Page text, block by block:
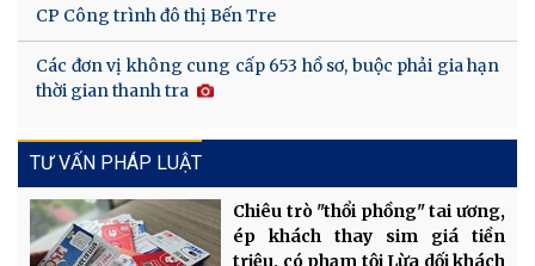
CP Công trình đô thị Bến Tre
Các đơn vị không cung cấp 653 hồ sơ, buộc phải gia hạn
thời gian thanh tra
TƯ VẤN PHÁP LUẬT
Chiêu trò "thổi phồng" tai ương,
ép khách thay sim giá tiền